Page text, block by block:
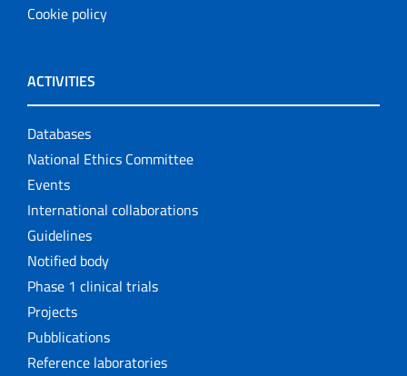
Cookie policy
ACTIVITIES
Databases
National Ethics Committee
Events
International collaborations
Guidelines
Notified body
Phase 1 clinical trials
Projects
Pubblications
Reference laboratories